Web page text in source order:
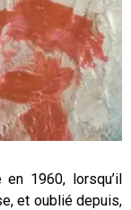
1960, lorsqu’il
et oublié depuis,